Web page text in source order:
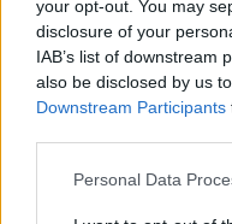
your opt-out. You may
disclosure of your
IAB’s list of downstream
also be disclosed by us
Downstream Participants
Personal Data
1 hozzászólás
Ezek is